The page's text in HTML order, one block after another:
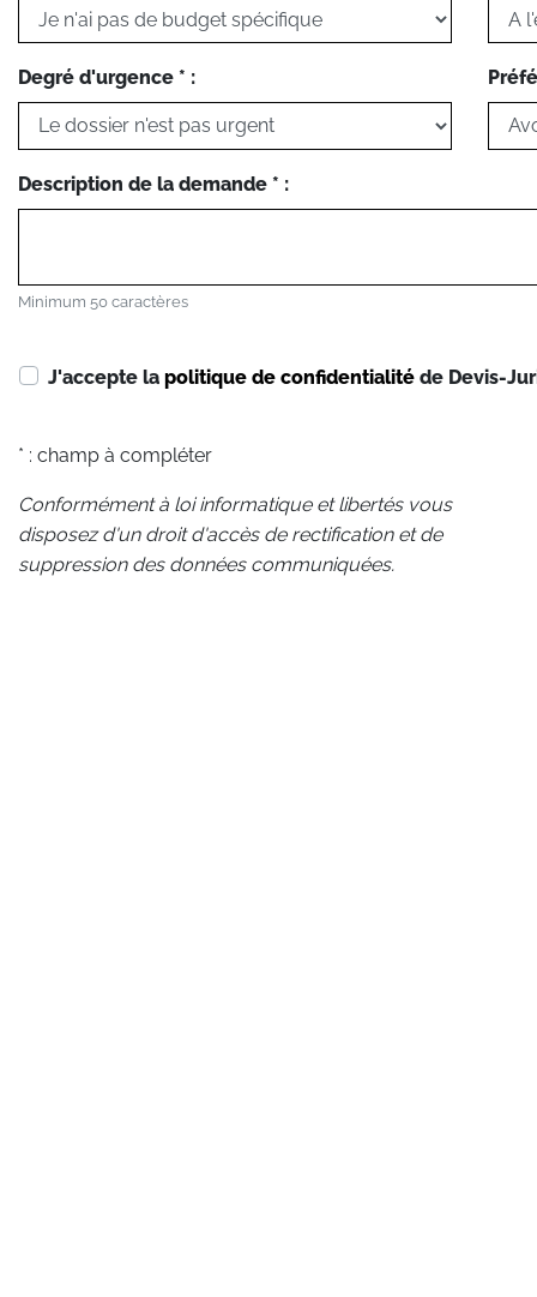
Degré d'urgence * :
Description de la demande * :
Minimum 50 caractères
J'accepte la politique de confidentialité de Devis-
* : champ à compléter
Conformément à loi informatique et libertés vous
disposez d'un droit d'accès de rectification et de
suppression des données communiquées.